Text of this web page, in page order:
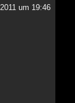
um 19:46